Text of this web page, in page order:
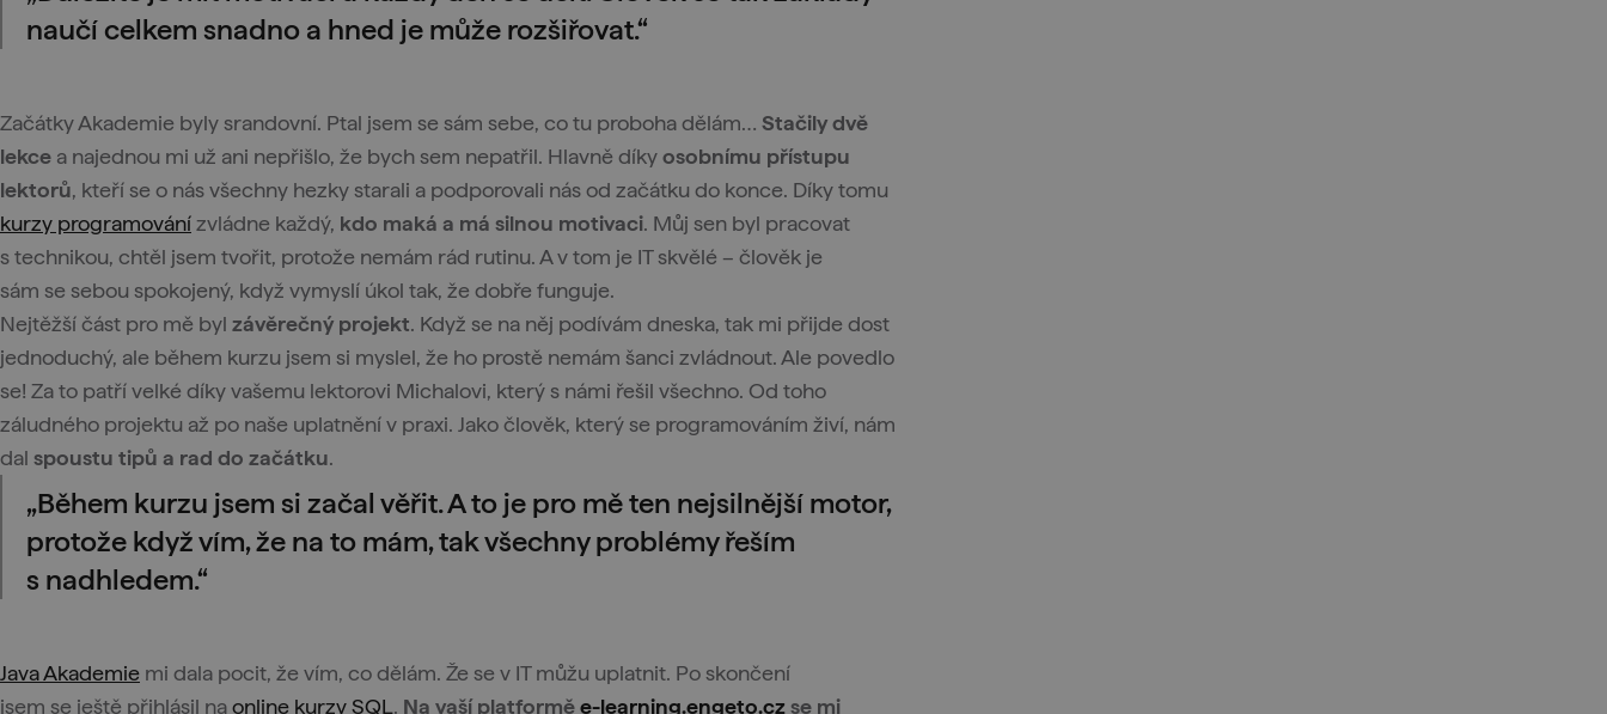
naučí celkem snadno a hned je může rozšiřovat.“
Začátky Akademie byly srandovní. Ptal jsem se sám sebe, co tu proboha dělám… Stačily dvě
lekce a najednou mi už ani nepřišlo, že bych sem nepatřil. Hlavně díkyosobnímu přístupu
lektorů, kteří se o nás všechny hezky starali a podporovali nás od začátku do konce. Díky tomu
kurzy programovánízvládne každý, kdo maká a má silnou motivaci. Můj sen byl pracovat
s technikou, chtěl jsem tvořit, protože nemám rád rutinu. A v tom je IT skvělé – člověk je
sám se sebou spokojený, když vymyslí úkol tak, že dobře funguje.
Nejtěžší část pro mě byl závěrečný projekt. Když se na něj podívám dneska, tak mi přijde dost
jednoduchý, ale během kurzu jsem si myslel, že ho prostě nemám šanci zvládnout. Ale povedlo
se! Za to patří velké díky vašemu lektorovi Michalovi, který s námi řešil všechno. Od toho
záludného projektu až po naše uplatnění v praxi. Jako člověk, který se programováním živí, nám
dal spoustu tipů a rad do začátku.
„Během kurzu jsem si začal věřit. A to je pro mě ten nejsilnější motor,
protože když vím, že na to mám, tak všechny problémy řeším
s nadhledem.“
Java Akademie mi dala pocit, že vím, co dělám. Že se v IT můžu uplatnit. Po skončení
jsem se ještě přihlásil naonline kurzy SQL. Na vaší platforměe-learning.engeto.czse mi